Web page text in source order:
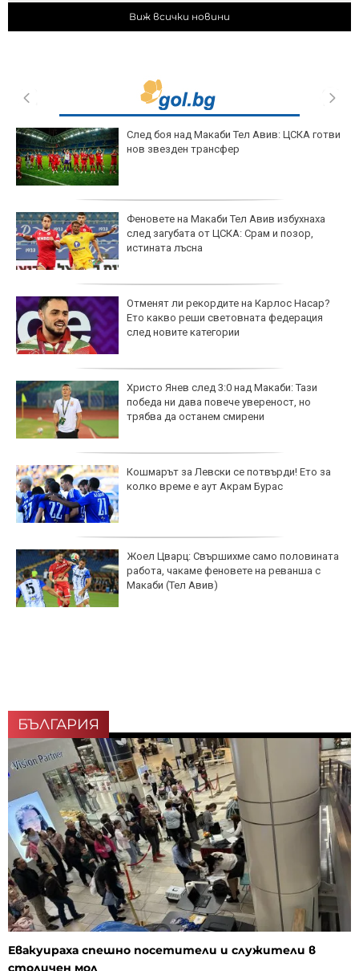
Виж всички новини
След боя над Макаби Тел Авив: ЦСКА готви
нов звезден трансфер
Феновете на Макаби Тел Авив избухнаха
след загубата от ЦСКА: Срам и позор,
истината лъсна
Отменят ли рекордите на Карлос Насар?
Ето какво реши световната федерация
след новите категории
Христо Янев след 3:0 над Макаби: Тази
победа ни дава повече увереност, но
трябва да останем смирени
Кошмарът за Левски се потвърди! Ето за
колко време е аут Акрам Бурас
Жоел Цварц: Свършихме само половината
работа, чакаме феновете на реванша с
Макаби (Тел Авив)
БЪЛГАРИЯ
Евакуираха спешно посетители и служители в
столичен мол